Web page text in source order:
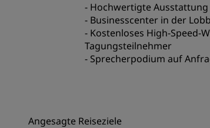
- Hochwertigte
- Businesscenter in der
- Kostenloses High-Speed-
Tagungsteilnehmer
- Sprecherpodium auf
Angesagte Reiseziele